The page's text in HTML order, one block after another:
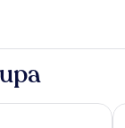
Villas, Lake